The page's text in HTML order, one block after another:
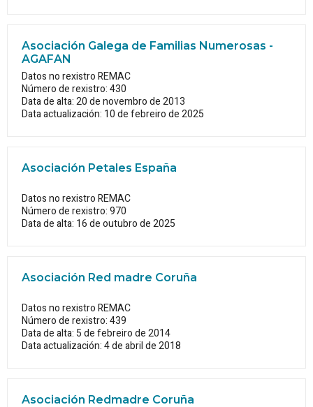
Asociación Galega de Familias Numerosas -
AGAFAN
Datos no rexistro REMAC
Número de rexistro: 430
Data de alta: 20 de novembro de 2013
Data actualización: 10 de febreiro de 2025
Asociación Petales España
Datos no rexistro REMAC
Número de rexistro: 970
Data de alta: 16 de outubro de 2025
Asociación Red madre Coruña
Datos no rexistro REMAC
Número de rexistro: 439
Data de alta: 5 de febreiro de 2014
Data actualización: 4 de abril de 2018
Asociación Redmadre Coruña